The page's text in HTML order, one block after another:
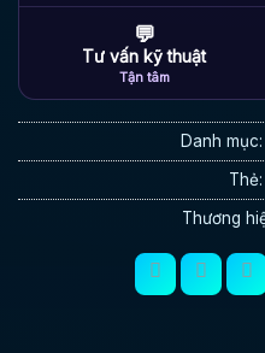
💬
Tư vấn kỹ thuật
Tận tâm
Danh mục:
Thẻ:
Thương